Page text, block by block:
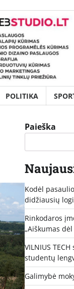
POLITIKA
Paieška
Kodėl
didžiausių
Rinkodaros
„Aiškumas
VILNIUS
studentų
Galimybė